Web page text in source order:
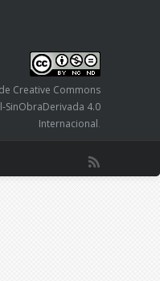
Creative Commons
SinObraDerivada 4.0
Internacional